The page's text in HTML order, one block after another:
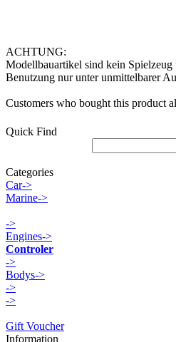
ACHTUNG:
Modellbauartikel sind kein
Benutzung nur unter unmittelbarer
Customers who bought this product
Quick Find
Categories
Car->
Marine->
->
Engines->
Controler
->
Bodys->
->
->
Gift Voucher
Information